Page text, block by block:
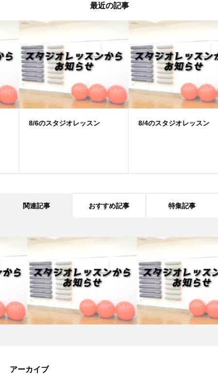
最近の記事
8/6のスタジオレッスン 8/4のスタジオレッスン
関連記事 おすすめ記事 特集記事
アーカイブ